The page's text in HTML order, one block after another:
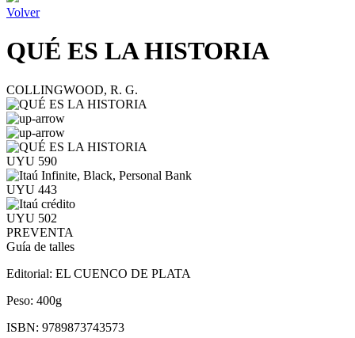
Volver
QUÉ ES LA HISTORIA
COLLINGWOOD, R. G.
UYU 590
UYU 443
UYU 502
PREVENTA
Guía de talles
Editorial: EL CUENCO DE PLATA
Peso: 400g
ISBN: 9789873743573